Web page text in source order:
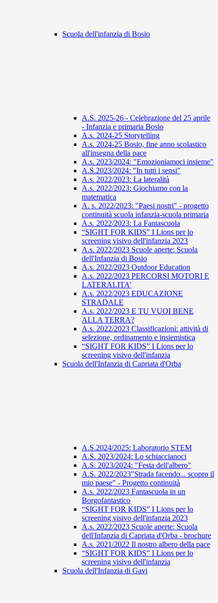
Scuola dell'infanzia di Bosio
A.S. 2025-26 - Celebrazione del 25 aprile
- Infanzia e primaria Bosio
A.s. 2024-25 Storytelling
A.s. 2024-25 Bosio, fine anno scolastico
all'insegna della pace
A.s. 2023/2024: "Emozioniamoci insieme"
A.S.2023/2024: "In tutti i sensi"
A.s. 2022/2023: La lateralità
A.s. 2022/2023: Giochiamo con la
matematica
A. s. 2022/2023: "Paesi nostri" - progetto
continuità scuola infanzia-scuola primaria
A.s. 2022/2023: La Fantascuola
“SIGHT FOR KIDS” I Lions per lo
screening visivo dell'infanzia 2023
A.s. 2022/2023 Scuole aperte: Scuola
dell'Infanzia di Bosio
A.s. 2022/2023 Outdoor Education
A.s. 2022/2023 PERCORSI MOTORI E
LATERALITA'
A.s. 2022/2023 EDUCAZIONE
STRADALE
A.s. 2022/2023 E TU VUOI BENE
ALLA TERRA?
A.s. 2022/2023 Classificazioni: attività di
selezione, ordinamento e insiemistica
“SIGHT FOR KIDS” I Lions per lo
screening visivo dell'infanzia
Scuola dell'Infanzia di Capriata d'Orba
A.S.2024/2025: Laboratorio STEM
A.S. 2023/2024: Lo schiaccianoci
A.S. 2023/2024: "Festa dell'albero"
A.S. 2022/2023"Strada facendo... scopro il
mio paese" - Progetto continuità
A.s. 2022/2023 Fantascuola in un
Borgofantastico
“SIGHT FOR KIDS” I Lions per lo
screening visivo dell'infanzia 2023
A.s. 2022/2023 Scuole aperte: Scuola
dell'Infanzia di Capriata d'Orba - brochure
A.s. 2021/2022 Il nostro albero della pace
“SIGHT FOR KIDS” I Lions per lo
screening visivo dell'infanzia
Scuola dell'Infanzia di Gavi